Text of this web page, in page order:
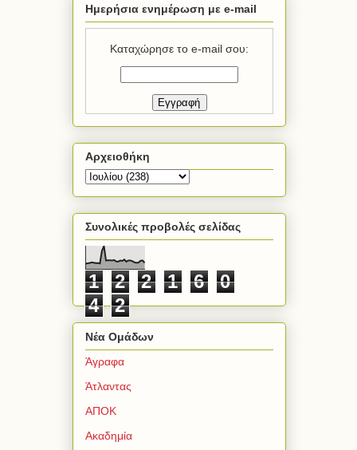
Ημερήσια ενημέρωση με e-mail
Καταχώρησε το e-mail σου:
Αρχειοθήκη
Συνολικές προβολές σελίδας
1 2 2 1 6
0
4
2
Νέα Ομάδων
Άγραφα
Άτλαντας
ΑΠΟΚ
Ακαδημία